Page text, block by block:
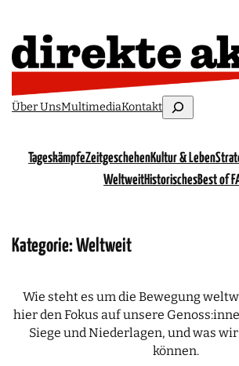
Über UnsMultimediaKontaktSuchen
TageskämpfeZeitgeschehenKultur & Leben
WeltweitHistorischesBest of
Kategorie:Weltweit
Wie steht es um die Bewegung
hier den Fokus auf unsere
Siege und Niederlagen, und was
können.